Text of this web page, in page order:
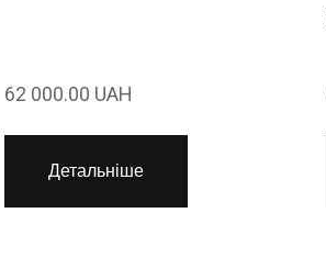
62 000.00 UAH
Детальніше